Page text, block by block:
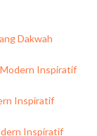
Dakwah
Inspiratif
Inspiratif
Inspiratif